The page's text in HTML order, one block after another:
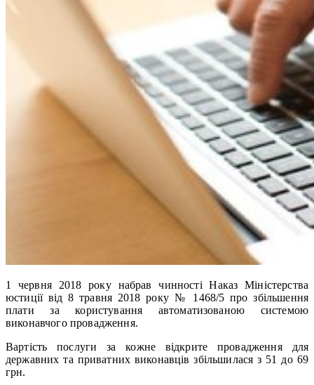
1 червня 2018 року набрав чинності Наказ Міністерства
юстиції від 8 травня 2018 року № 1468/5 про збільшення
плати за користування автоматизованою системою
виконавчого провадження.
Вартість послуги за кожне відкрите провадження для
державних та приватних виконавців збільшилася з 51 до 69
грн.